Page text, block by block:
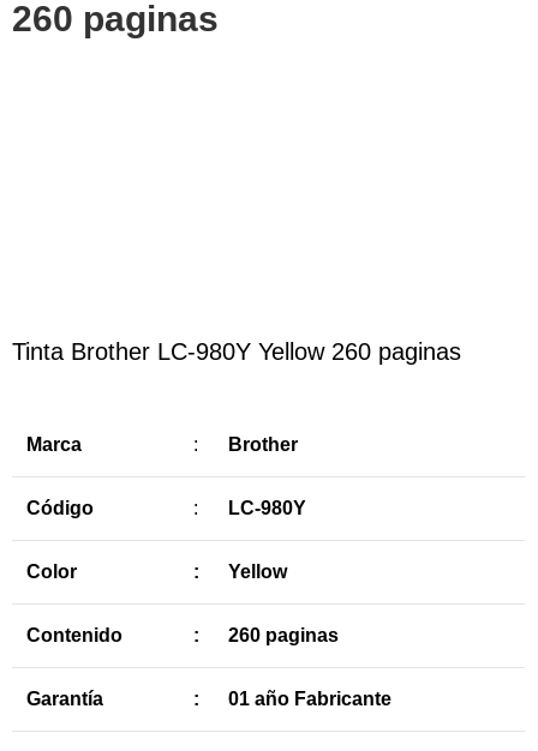
260 paginas
Tinta Brother LC-980Y Yellow 260 paginas
Marca : Brother
Código : LC-980Y
Color : Yellow
Contenido : 260 paginas
Garantía : 01 año Fabricante